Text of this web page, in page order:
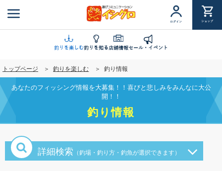
ン
に
移
動
ログイン ショップ
釣りを楽しむ釣りを知る店舗情報セール・イベント
トップページ 釣りを楽しむ 釣り情報
あなたのフィッシング情報を大募集！！喜びと悲しみをみんなに大公
開！！
釣り情報
詳細検索 （釣場・釣り方・釣魚が選択できます）